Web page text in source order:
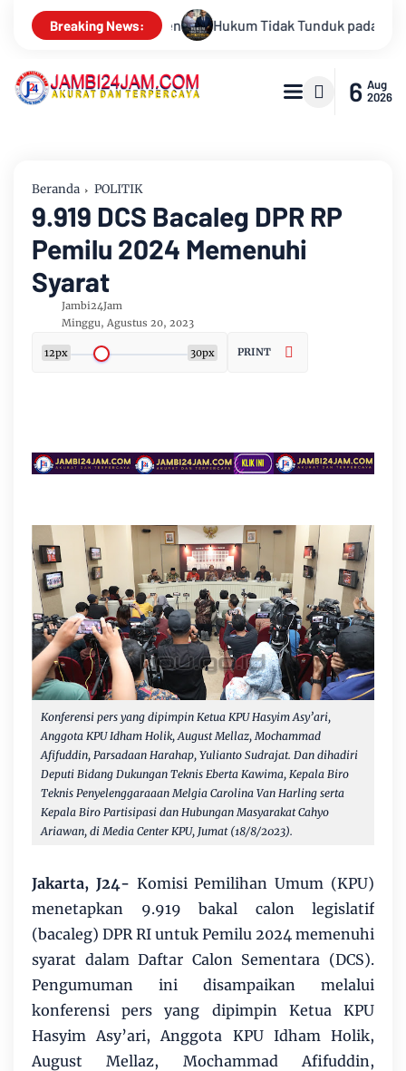
Breaking News:
Tunduk pada Persepsi: Kritik Terhadap Monopoli
6 Aug
2026
Beranda POLITIK
9.919 DCS Bacaleg DPR RP
Pemilu 2024 Memenuhi
Syarat
Jambi24Jam
Minggu, Agustus 20, 2023
12px 30px PRINT
Konferensi pers yang dipimpin Ketua KPU Hasyim Asy’ari,
Anggota KPU Idham Holik, August Mellaz, Mochammad
Afifuddin, Parsadaan Harahap, Yulianto Sudrajat. Dan dihadiri
Deputi Bidang Dukungan Teknis Eberta Kawima, Kepala Biro
Teknis Penyelenggaraaan Melgia Carolina Van Harling serta
Kepala Biro Partisipasi dan Hubungan Masyarakat Cahyo
Ariawan, di Media Center KPU, Jumat (18/8/2023).
Jakarta, J24- Komisi Pemilihan Umum (KPU)
menetapkan 9.919 bakal calon legislatif
(bacaleg) DPR RI untuk Pemilu 2024 memenuhi
syarat dalam Daftar Calon Sementara (DCS).
Pengumuman ini disampaikan melalui
konferensi pers yang dipimpin Ketua KPU
Hasyim Asy’ari, Anggota KPU Idham Holik,
August Mellaz, Mochammad Afifuddin,